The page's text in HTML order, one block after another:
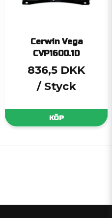
Cerwin Vega
CVP1600.1D
836,5 DKK
/ Styck
KÖP